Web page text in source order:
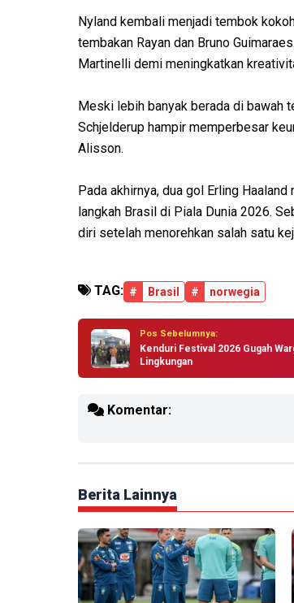
Nyland kembali menjadi tembok
tembakan Rayan dan Bruno
Martinelli demi meningkatkan
Meski lebih banyak berada di bawah
Schjelderup hampir memperbesar
Alisson.
Pada akhirnya, dua gol Erling
langkah Brasil di Piala Dunia 2026.
diri setelah menorehkan salah satu
TAG: # Brasil # norwegia
Pos Sebelumnya:
Kenduri Festival 2026 Gugah
Lingkungan
Komentar:
Berita Lainnya